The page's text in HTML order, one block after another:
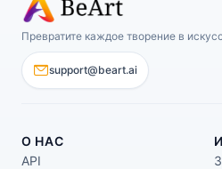
Превратите каждое творение в
support@beart.ai
О НАС
API